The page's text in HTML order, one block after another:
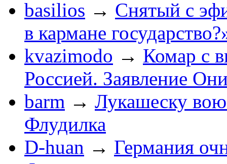
basilios → Снятый с
в кармане
kvazimodo → Комар с
Россией. Заявление
barm → Лукашеску
Флудилка
D-huan → Германия